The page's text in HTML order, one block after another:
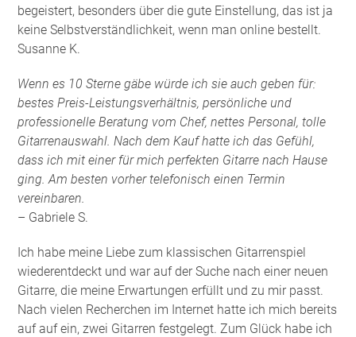
begeistert, besonders über die gute Einstellung, das ist ja
keine Selbstverständlichkeit, wenn man online bestellt.
Susanne K.
Wenn es 10 Sterne gäbe würde ich sie auch geben für:
bestes Preis-Leistungsverhältnis, persönliche und
professionelle Beratung vom Chef, nettes Personal, tolle
Gitarrenauswahl. Nach dem Kauf hatte ich das Gefühl,
dass ich mit einer für mich perfekten Gitarre nach Hause
ging. Am besten vorher telefonisch einen Termin
vereinbaren.
– Gabriele S.
Ich habe meine Liebe zum klassischen Gitarrenspiel
wiederentdeckt und war auf der Suche nach einer neuen
Gitarre, die meine Erwartungen erfüllt und zu mir passt.
Nach vielen Recherchen im Internet hatte ich mich bereits
auf auf ein, zwei Gitarren festgelegt. Zum Glück habe ich